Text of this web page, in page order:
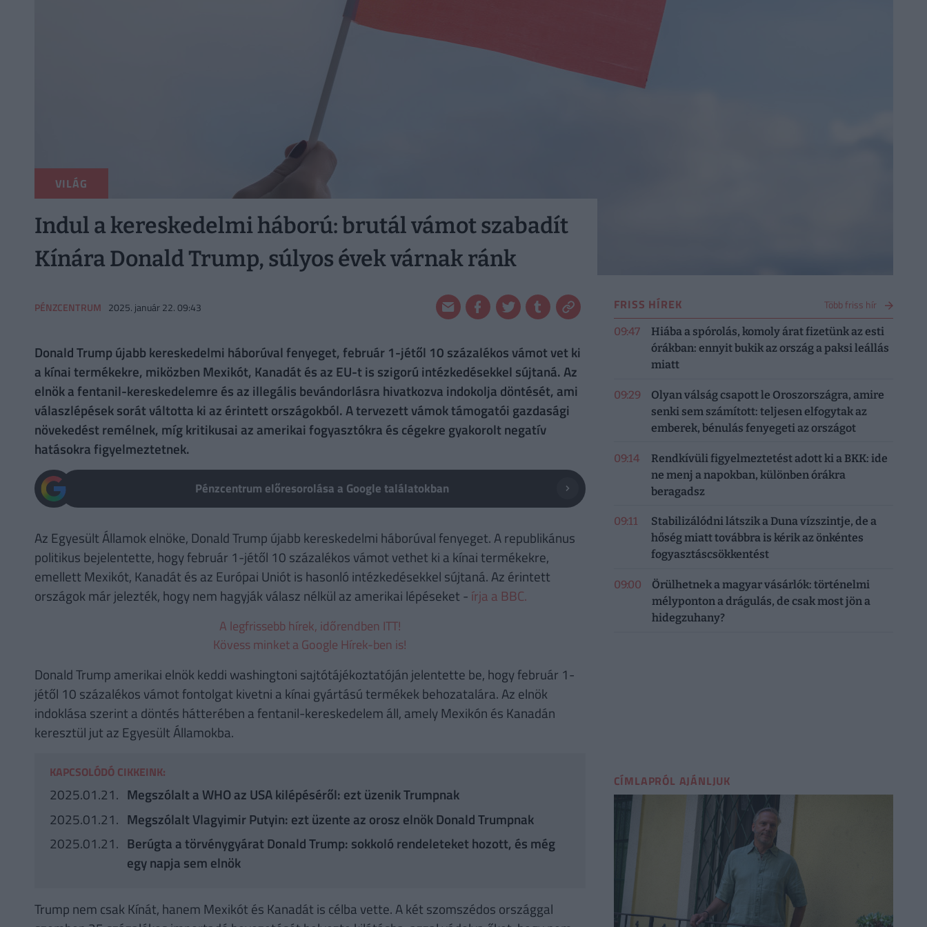
VILÁG
Indul a kereskedelmi háború: brutál vámot szabadít
Kínára Donald Trump, súlyos évek várnak ránk
PÉNZCENTRUM 2025. január 22. 09:43
Donald Trump újabb kereskedelmi háborúval fenyeget, február 1-jétől 10 százalékos vámot vet ki
a kínai termékekre, miközben Mexikót, Kanadát és az EU-t is szigorú intézkedésekkel sújtaná. Az
elnök a fentanil-kereskedelemre és az illegális bevándorlásra hivatkozva indokolja döntését, ami
válaszlépések sorát váltotta ki az érintett országokból. A tervezett vámok támogatói gazdasági
növekedést remélnek, míg kritikusai az amerikai fogyasztókra és cégekre gyakorolt negatív
hatásokra figyelmeztetnek.
Pénzcentrum előresorolása a Google találatokban
Az Egyesült Államok elnöke, Donald Trump újabb kereskedelmi háborúval fenyeget. A republikánus
politikus bejelentette, hogy február 1-jétől 10 százalékos vámot vethet ki a kínai termékekre,
emellett Mexikót, Kanadát és az Európai Uniót is hasonló intézkedésekkel sújtaná. Az érintett
országok már jelezték, hogy nem hagyják válasz nélkül az amerikai lépéseket - írja a BBC.
A legfrissebb hírek, időrendben ITT!
Kövess minket a Google Hírek-ben is!
Donald Trump amerikai elnök keddi washingtoni sajtótájékoztatóján jelentette be, hogy február 1-
jétől 10 százalékos vámot fontolgat kivetni a kínai gyártású termékek behozatalára. Az elnök
indoklása szerint a döntés hátterében a fentanil-kereskedelem áll, amely Mexikón és Kanadán
keresztül jut az Egyesült Államokba.
KAPCSOLÓDÓ CIKKEINK:
2025.01.21. Megszólalt a WHO az USA kilépéséről: ezt üzenik Trumpnak
2025.01.21. Megszólalt Vlagyimir Putyin: ezt üzente az orosz elnök Donald Trumpnak
2025.01.21. Berúgta a törvénygyárat Donald Trump: sokkoló rendeleteket hozott, és még
egy napja sem elnök
Trump nem csak Kínát, hanem Mexikót és Kanadát is célba vette. A két szomszédos országgal
FRISS HÍREK Több friss hír
09:47
Hiába a spórolás, komoly árat fizetünk az esti
órákban: ennyit bukik az ország a paksi leállás
miatt
09:29
Olyan válság csapott le Oroszországra, amire
senki sem számított: teljesen elfogytak az
emberek, bénulás fenyegeti az országot
09:14
Rendkívüli figyelmeztetést adott ki a BKK: ide
ne menj a napokban, különben órákra
beragadsz
09:11
Stabilizálódni látszik a Duna vízszintje, de a
hőség miatt továbbra is kérik az önkéntes
fogyasztáscsökkentést
09:00
Örülhetnek a magyar vásárlók: történelmi
mélyponton a drágulás, de csak most jön a
hidegzuhany?
CÍMLAPRÓL AJÁNLJUK